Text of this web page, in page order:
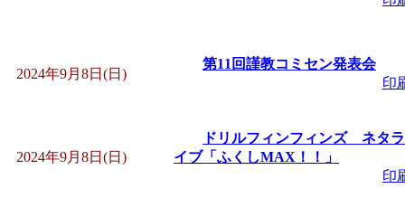
付期間：2026/08/10～
赤ちゃん子育て講
付期間：2026/08/10～
2024年9月8日(日)
第11回謹教コミセン発表会
印
2024年9月8日(日)
ドリルフィンフィンズ ネタラ
イブ「ふくしMAX！！」
印